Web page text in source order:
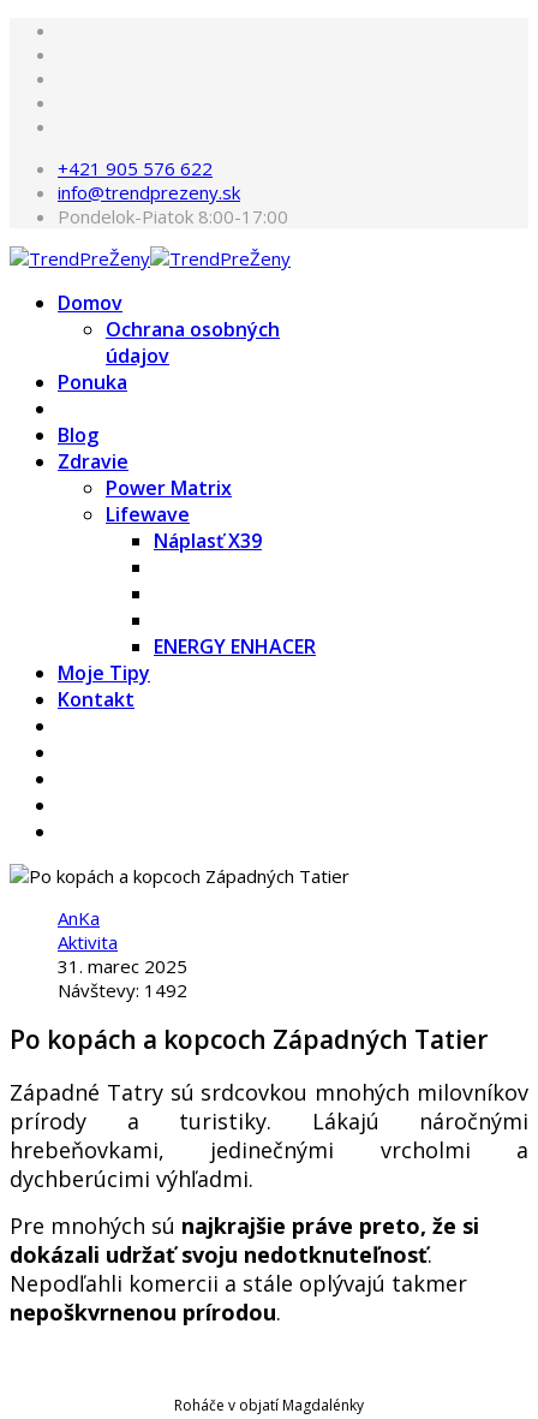
+421 905 576 622
info@trendprezeny.sk
Pondelok-Piatok 8:00-17:00
Domov
Ochrana osobných
údajov
Ponuka
Blog
Zdravie
Power Matrix
Lifewave
Náplasť X39
ENERGY ENHACER
Moje Tipy
Kontakt
AnKa
Aktivita
31. marec 2025
Návštevy: 1492
Po kopách a kopcoch Západných Tatier
Západné Tatry sú srdcovkou mnohých milovníkov
prírody a turistiky. Lákajú náročnými
hrebeňovkami, jedinečnými vrcholmi a
dychberúcimi výhľadmi.
Pre mnohých sú najkrajšie práve preto, že si
dokázali udržať svoju nedotknuteľnosť.
Nepodľahli komercii a stále oplývajú takmer
nepoškvrnenou prírodou.
Roháče v objatí Magdalénky